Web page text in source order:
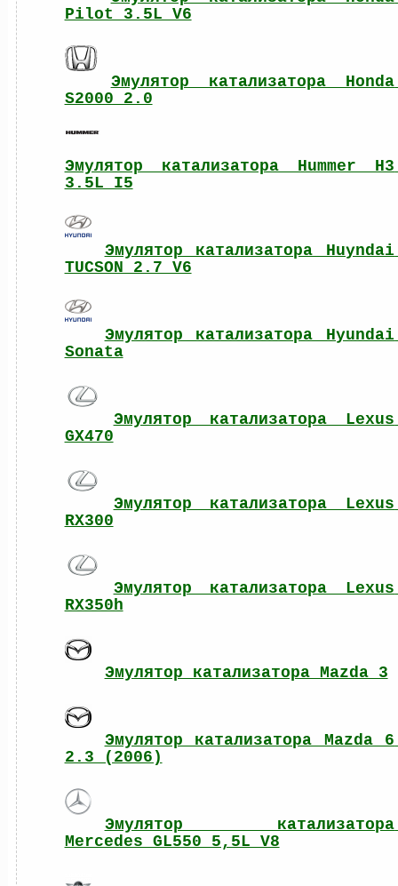
Pilot 3.5L V6
Эмулятор катализатора Honda
S2000 2.0
Эмулятор катализатора Hummer H3
3.5L I5
Эмулятор катализатора Huyndai
TUCSON 2.7 V6
Эмулятор катализатора Hyundai
Sonata
Эмулятор катализатора Lexus
GX470
Эмулятор катализатора Lexus
RX300
Эмулятор катализатора Lexus
RX350h
Эмулятор катализатора Mazda 3
Эмулятор катализатора Mazda 6
2.3 (2006)
Эмулятор катализатора
Mercedes GL550 5,5L V8